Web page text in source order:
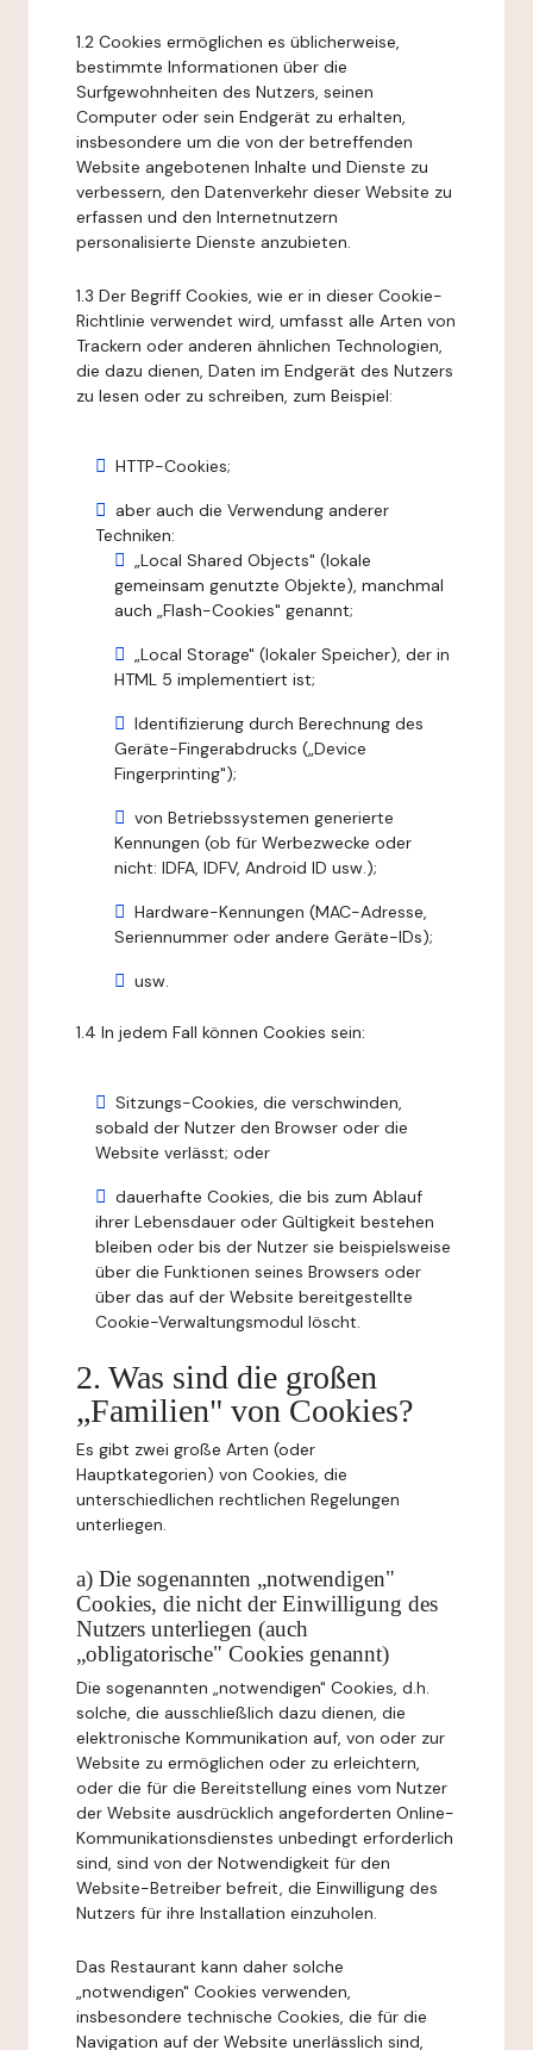
1.2 Cookies ermöglichen es üblicherweise,
bestimmte Informationen über die
Surfgewohnheiten des Nutzers, seinen
Computer oder sein Endgerät zu erhalten,
insbesondere um die von der betreffenden
Website angebotenen Inhalte und Dienste zu
verbessern, den Datenverkehr dieser Website zu
erfassen und den Internetnutzern
personalisierte Dienste anzubieten.
1.3 Der Begriff Cookies, wie er in dieser Cookie-
Richtlinie verwendet wird, umfasst alle Arten von
Trackern oder anderen ähnlichen Technologien,
die dazu dienen, Daten im Endgerät des Nutzers
zu lesen oder zu schreiben, zum Beispiel:
HTTP-Cookies;
aber auch die Verwendung anderer
Techniken:
„Local Shared Objects" (lokale
gemeinsam genutzte Objekte), manchmal
auch „Flash-Cookies" genannt;
„Local Storage" (lokaler Speicher), der in
HTML 5 implementiert ist;
Identifizierung durch Berechnung des
Geräte-Fingerabdrucks („Device
Fingerprinting");
von Betriebssystemen generierte
Kennungen (ob für Werbezwecke oder
nicht: IDFA, IDFV, Android ID usw.);
Hardware-Kennungen (MAC-Adresse,
Seriennummer oder andere Geräte-IDs);
usw.
1.4 In jedem Fall können Cookies sein:
Sitzungs-Cookies, die verschwinden,
sobald der Nutzer den Browser oder die
Website verlässt; oder
dauerhafte Cookies, die bis zum Ablauf
ihrer Lebensdauer oder Gültigkeit bestehen
bleiben oder bis der Nutzer sie beispielsweise
über die Funktionen seines Browsers oder
über das auf der Website bereitgestellte
Cookie-Verwaltungsmodul löscht.
2. Was sind die großen
„Familien" von Cookies?
Es gibt zwei große Arten (oder
Hauptkategorien) von Cookies, die
unterschiedlichen rechtlichen Regelungen
unterliegen.
a) Die sogenannten „notwendigen"
Cookies, die nicht der Einwilligung des
Nutzers unterliegen (auch
„obligatorische" Cookies genannt)
Die sogenannten „notwendigen" Cookies, d.h.
solche, die ausschließlich dazu dienen, die
elektronische Kommunikation auf, von oder zur
Website zu ermöglichen oder zu erleichtern,
oder die für die Bereitstellung eines vom Nutzer
der Website ausdrücklich angeforderten Online-
Kommunikationsdienstes unbedingt erforderlich
sind, sind von der Notwendigkeit für den
Website-Betreiber befreit, die Einwilligung des
Nutzers für ihre Installation einzuholen.
Das Restaurant kann daher solche
„notwendigen" Cookies verwenden,
insbesondere technische Cookies, die für die
Navigation auf der Website unerlässlich sind,